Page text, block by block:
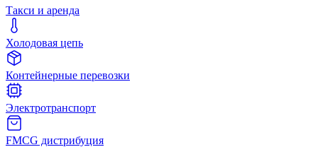
Такси и аренда
Холодовая цепь
Контейнерные перевозки
Электротранспорт
FMCG дистрибуция